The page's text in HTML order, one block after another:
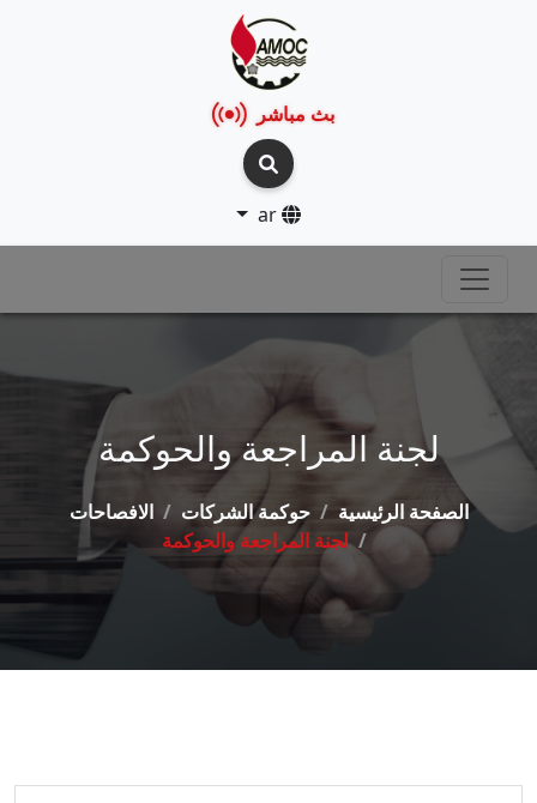
بث مباشر
ar
لجنة المراجعة والحوكمة
الصفحة الرئيسية حوكمة الشركات
الافصاحات
لجنة المراجعة والحوكمة